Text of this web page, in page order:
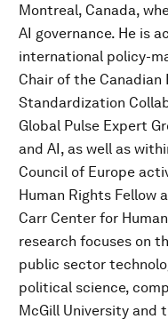
Montreal, Canada,
AI governance. He is
international policy-
Chair of the Canadian
Standardization
Global Pulse Expert
and AI, as well as
Council of Europe
Human Rights Fellow
Carr Center for
research focuses on
public sector
political science,
McGill University and